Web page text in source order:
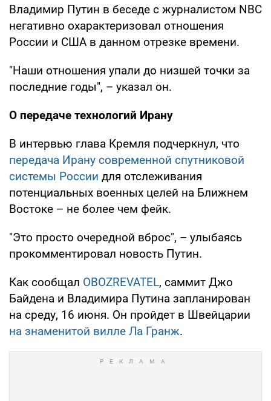
Владимир Путин в беседе с журналистом NBC
негативно охарактеризовал отношения
России и США в данном отрезке времени.
"Наши отношения упали до низшей точки за
последние годы", – указал он.
О передаче технологий Ирану
В интервью глава Кремля подчеркнул, что
передача Ирану современной спутниковой
системы России для отслеживания
потенциальных военных целей на Ближнем
Востоке – не более чем фейк.
"Это просто очередной вброс", – улыбаясь
прокомментировал новость Путин.
Как сообщал OBOZREVATEL, саммит Джо
Байдена и Владимира Путина запланирован
на среду, 16 июня. Он пройдет в Швейцарии
на знаменитой вилле Ла Гранж.